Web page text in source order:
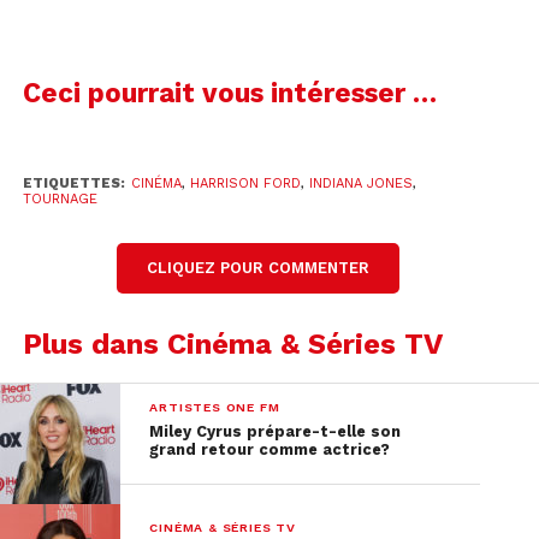
Ceci pourrait vous intéresser …
ETIQUETTES: CINÉMA, HARRISON FORD, INDIANA JONES,
TOURNAGE
CLIQUEZ POUR COMMENTER
Plus dans Cinéma & Séries TV
ARTISTES ONE FM
Miley Cyrus prépare-t-elle son
grand retour comme actrice?
CINÉMA & SÉRIES TV